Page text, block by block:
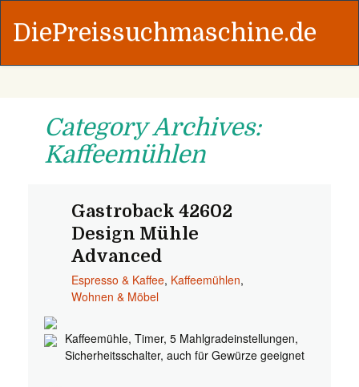
DiePreissuchmaschine.de
Category Archives:
Kaffeemühlen
Gastroback 42602
Design Mühle
Advanced
Espresso & Kaffee, Kaffeemühlen,
Wohnen & Möbel
Kaffeemühle, Timer, 5 Mahlgradeinstellungen,
Sicherheitsschalter, auch für Gewürze geeignet